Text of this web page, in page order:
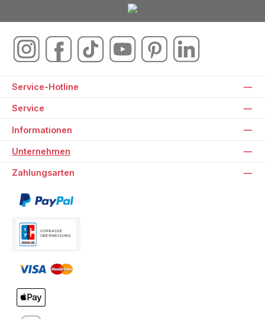
Service-Hotline
Service
Informationen
Unternehmen
Zahlungsarten